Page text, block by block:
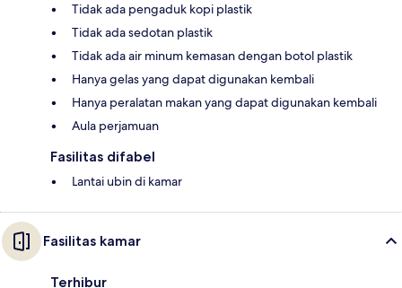
Tidak ada pengaduk kopi plastik
Tidak ada sedotan plastik
Tidak ada air minum kemasan dengan botol plastik
Hanya gelas yang dapat digunakan kembali
Hanya peralatan makan yang dapat digunakan kembali
Aula perjamuan
Fasilitas difabel
Lantai ubin di kamar
Fasilitas kamar
Terhibur